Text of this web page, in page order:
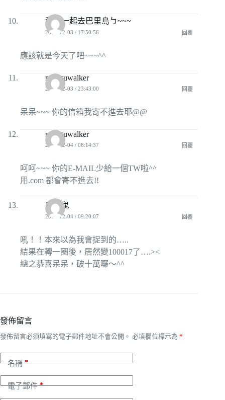
我們一起去巴里島ㄅ~~~
2008-12-03 / 17:50:56 回覆
應該就是今天了吧~~~^^
mukguwalker
2008-12-03 / 23:43:00 回覆
呆呆~~~ 你的信箱我寄不進去耶@@
mukguwalker
2008-12-04 / 08:14:37 回覆
呵呵~~~ 你的E-MAIL少給一個TW啦^^
用.com 都會寄不進去!!
貪吃鬼
2008-12-04 / 09:20:07 回覆
吼！！本來以為我會捉到的…..
結果在轉一圈後，居然變100017了….><
總之恭喜呆呆，破十萬囉～^^
發佈留言
發佈留言必須填寫的電子郵件地址不會公開。 必填欄位標示為 *
名稱*
電子郵件*